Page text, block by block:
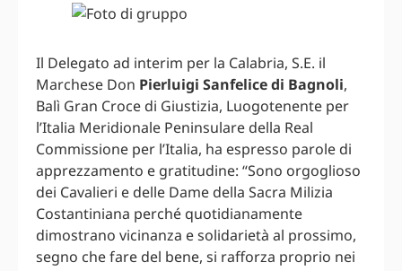
Il Delegato ad interim per la Calabria, S.E. il
Marchese Don Pierluigi Sanfelice di Bagnoli,
Balì Gran Croce di Giustizia, Luogotenente per
l’Italia Meridionale Peninsulare della Real
Commissione per l’Italia, ha espresso parole di
apprezzamento e gratitudine: “Sono orgoglioso
dei Cavalieri e delle Dame della Sacra Milizia
Costantiniana perché quotidianamente
dimostrano vicinanza e solidarietà al prossimo,
segno che fare del bene, si rafforza proprio nei